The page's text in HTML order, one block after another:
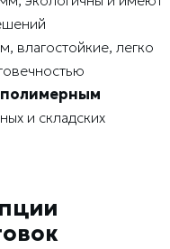
влагостойкие, легко
и складских